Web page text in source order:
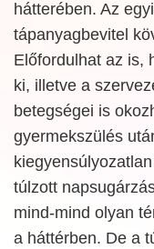
hátterében. Az
tápanyagbevitel
Előfordulhat az is,
ki, illetve a
betegségei is
gyermekszülés
túlzott
mind-mind olyan
a háttérben. De a